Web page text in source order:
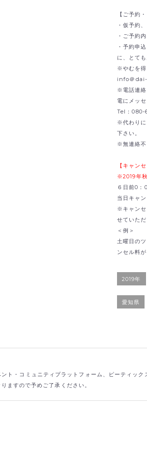
【ご予約
・仮予約
・ご予約
・予約申
に、とて
※やむを得
info＠dai-
※電話連絡
電にメッ
Tel：080-
※代わりに
下さい。
※無連絡不
【キャン
※2019年
６日前0：
当日キャ
※キャンセ
せていただ
＜例＞
土曜日の
ンセル料
2019年
愛知県
ト・コミュニティプラットフォーム、ピーティッ
ますので予めご了承ください。